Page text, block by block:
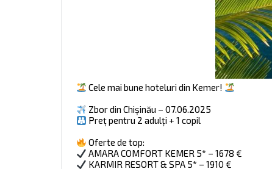
Cele mai bune hoteluri din Kemer!
Zbor din Chișinău – 07.06.2025
Preț pentru 2 adulți + 1 copil
Oferte de top:
AMARA COMFORT KEMER 5* – 1678 €
KARMIR RESORT & SPA 5* – 1910 €